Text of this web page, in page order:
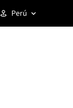
Perú